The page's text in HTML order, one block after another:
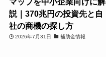
説｜370兆円の投資先と自
社の商機の探し方
2026年7月31日 補助金情報